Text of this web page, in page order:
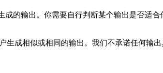
成的输出。你需要自行判断某个输出是否适
成相似或相同的输出。我们不承诺任何输出